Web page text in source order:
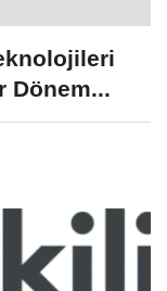
Dönem...